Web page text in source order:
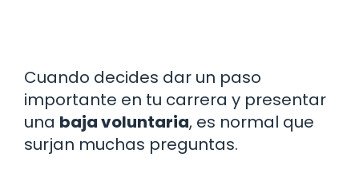
Cuando decides dar un paso
importante en tu carrera y presentar
una baja voluntaria, es normal que
surjan muchas preguntas.